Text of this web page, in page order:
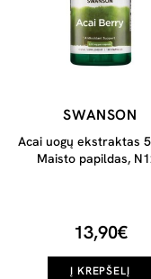
SWANSON
Acai uogų ekstraktas
Maisto papildas,
13,90€
Į KREPŠELĮ